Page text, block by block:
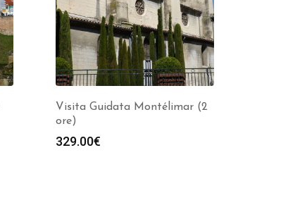
Visita Guidata Montélimar (2
ore)
329.00€